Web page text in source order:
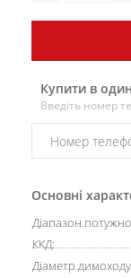
Основні
Діапазон
ККД:
Діаметр
Купити в
Введіть номер